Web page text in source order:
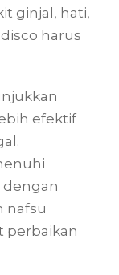
ginjal, hati,
harus
efektif
nafsu
perbaikan